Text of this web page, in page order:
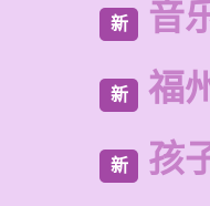
新 音
新 福
新 孩